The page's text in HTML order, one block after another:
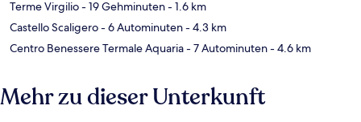
Terme Virgilio- 19 Gehminuten- 1.6 km
Castello Scaligero- 6 Autominuten- 4.3 km
Centro Benessere Termale Aquaria- 7 Autominuten- 4.6 km
Mehr zu dieser Unterkunft